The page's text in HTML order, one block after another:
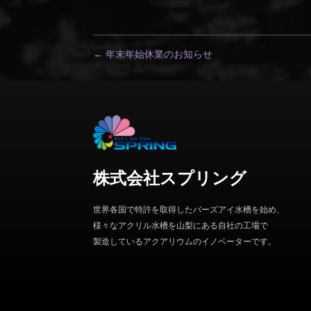
←年末年始休業のお知らせ
株式会社スプリング
世界各国で特許を取得したバーズアイ水槽を始め、
様々なアクリル水槽を山梨にある自社の工場で
製造しているアクアリウムのイノベーターです。